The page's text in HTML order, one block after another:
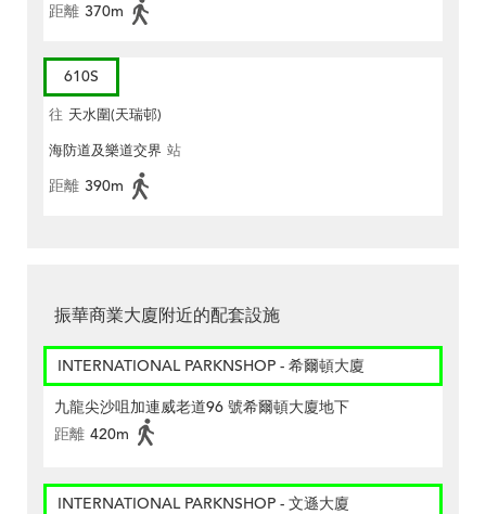
距離 370m
610S
往 天水圍(天瑞邨)
海防道及樂道交界 站
距離 390m
振華商業大廈附近的配套設施
INTERNATIONAL PARKNSHOP - 希爾頓大廈
九龍尖沙咀加連威老道96 號希爾頓大廈地下
距離 420m
INTERNATIONAL PARKNSHOP - 文遜大廈